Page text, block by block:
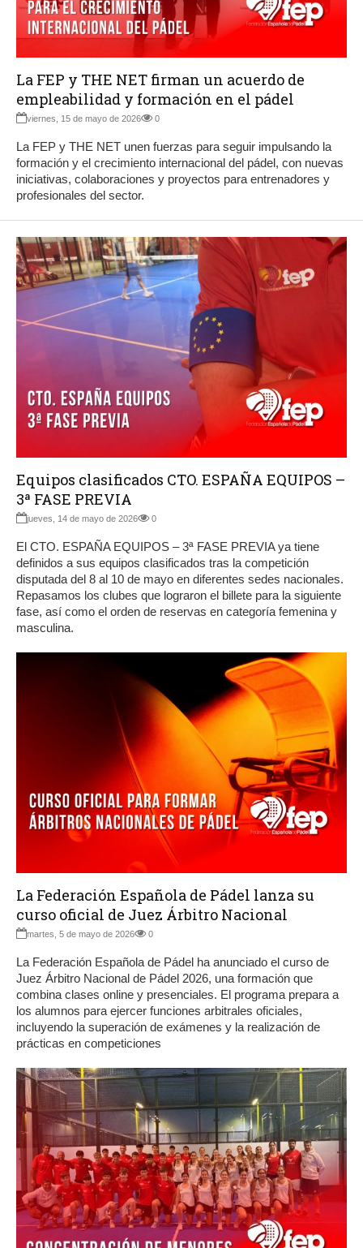
La FEP y THE NET firman un acuerdo de
empleabilidad y formación en el pádel
viernes, 15 de mayo de 2026 0
La FEP y THE NET unen fuerzas para seguir impulsando la
formación y el crecimiento internacional del pádel, con nuevas
iniciativas, colaboraciones y proyectos para entrenadores y
profesionales del sector.
Equipos clasificados CTO. ESPAÑA EQUIPOS –
3ª FASE PREVIA
jueves, 14 de mayo de 2026 0
El CTO. ESPAÑA EQUIPOS – 3ª FASE PREVIA ya tiene
definidos a sus equipos clasificados tras la competición
disputada del 8 al 10 de mayo en diferentes sedes nacionales.
Repasamos los clubes que lograron el billete para la siguiente
fase, así como el orden de reservas en categoría femenina y
masculina.
La Federación Española de Pádel lanza su
curso oficial de Juez Árbitro Nacional
martes, 5 de mayo de 2026 0
La Federación Española de Pádel ha anunciado el curso de
Juez Árbitro Nacional de Pádel 2026, una formación que
combina clases online y presenciales. El programa prepara a
los alumnos para ejercer funciones arbitrales oficiales,
incluyendo la superación de exámenes y la realización de
prácticas en competiciones